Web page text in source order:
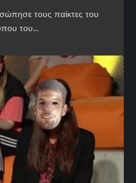
τους παίκτες του
του…